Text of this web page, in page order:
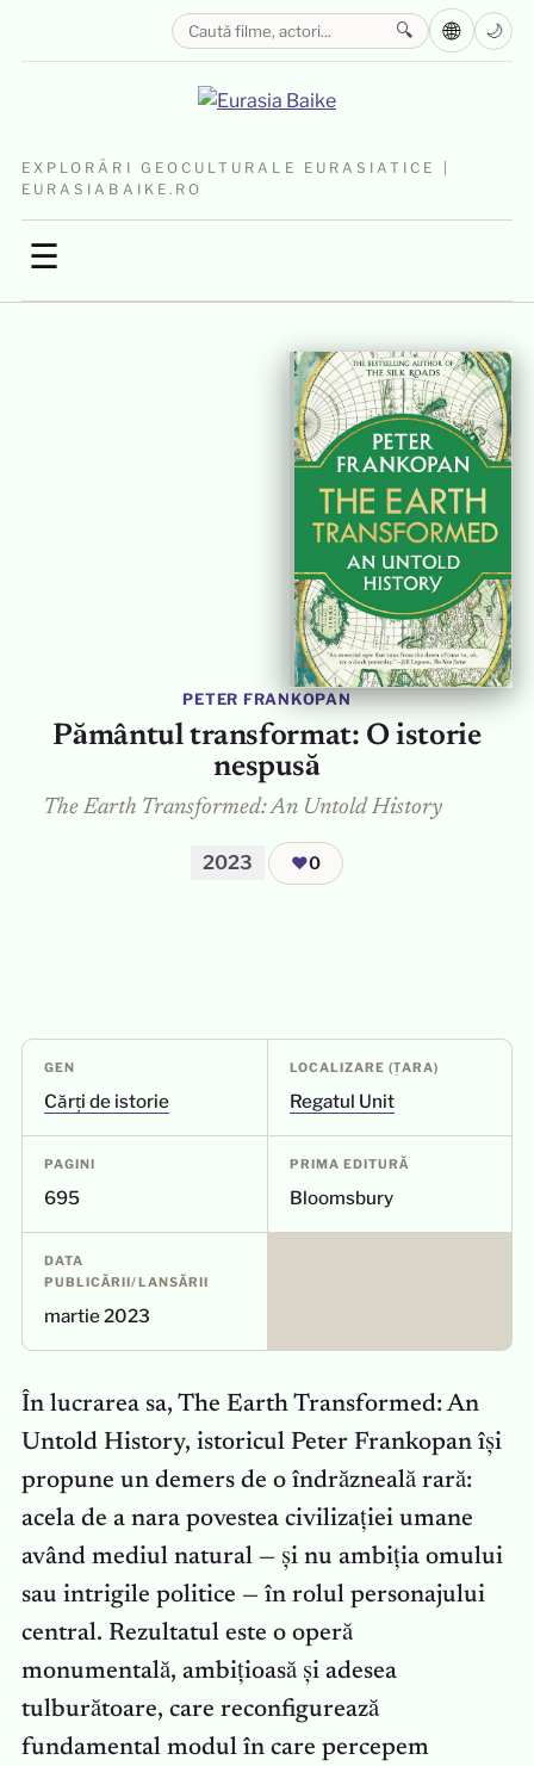
EXPLORĂRI GEOCULTURALE EURASIATICE |
EURASIABAIKE.RO
☰
🔍 🌐 🌙
PETER FRANKOPAN
Pământul transformat: O istorie
nespusă
The Earth Transformed: An Untold History
2023 ❤0
GEN
Cărți de istorie
LOCALIZARE (ȚARA)
Regatul Unit
PAGINI
695
PRIMA EDITURĂ
Bloomsbury
DATA
PUBLICĂRII/LANSĂRII
martie 2023
În lucrarea sa, The Earth Transformed: An
Untold History, istoricul Peter Frankopan își
propune un demers de o îndrăzneală rară:
acela de a nara povestea civilizației umane
având mediul natural — și nu ambiția omului
sau intrigile politice — în rolul personajului
central. Rezultatul este o operă
monumentală, ambițioasă și adesea
tulburătoare, care reconfigurează
fundamental modul în care percepem